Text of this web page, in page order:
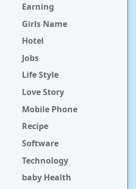
Earning
Girls Name
Hotel
Jobs
Life Style
Love Story
Mobile Phone
Recipe
Software
Technology
baby Health